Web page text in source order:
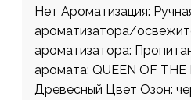
Нет Ароматизация:
ароматизатора/
ароматизатора:
аромата: QUEEN OF
Древесный Цвет Озон: